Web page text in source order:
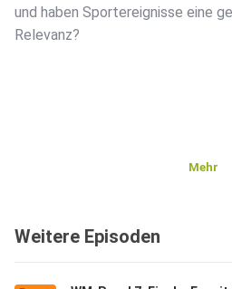
und haben Sportereignisse eine
Relevanz?
Mehr
Weitere Episoden